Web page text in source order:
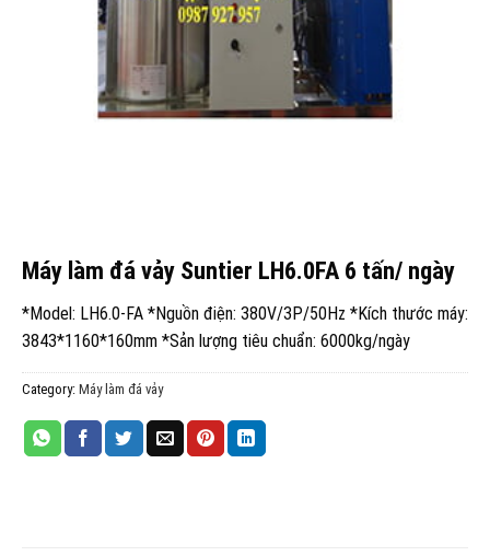
Máy làm đá vảy Suntier LH6.0FA 6 tấn/ ngày
*Model: LH6.0-FA *Nguồn điện: 380V/3P/50Hz *Kích thước máy:
3843*1160*160mm *Sản lượng tiêu chuẩn: 6000kg/ngày
Category: Máy làm đá vảy